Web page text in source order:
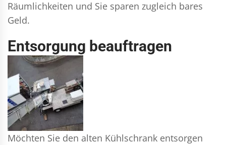
Räumlichkeiten und Sie sparen zugleich bares
Geld.
Entsorgung beauftragen
Möchten Sie den alten Kühlschrank entsorgen